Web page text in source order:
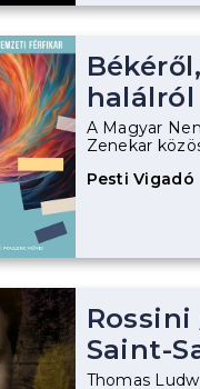
halálról
A Magyar
Zenekar
Pesti Vigadó
Rossini
Saint-
Thomas